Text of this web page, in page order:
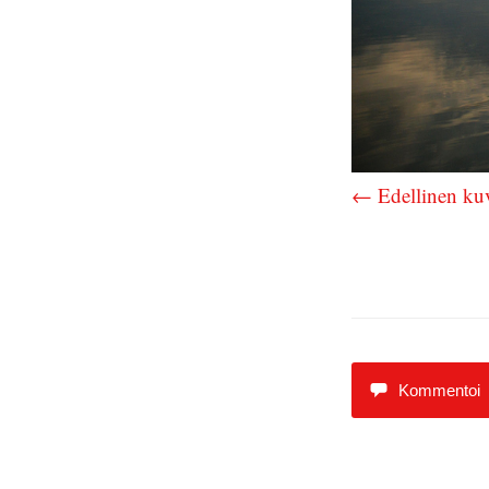
← Edellinen
Kommentoi